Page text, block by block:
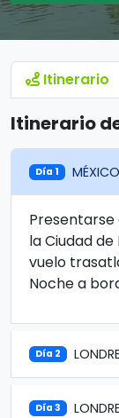
Itinerario
Itinerario
Día 1
la Ciudad
vuelo
Noche a
Día 2
Día 3